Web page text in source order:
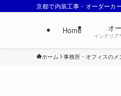
京都で内装工事・オーダーカ
Home オ
インテリア
ホーム 事務所・オフィスのメ